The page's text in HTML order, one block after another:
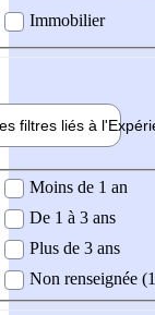
Immobilier
filtres liés à l'
demandée
Moins de 1 an
De 1 à 3 ans
Plus de 3 ans
Non renseignée